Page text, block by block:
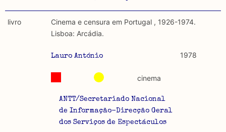
livro
Cinema e censura em Portugal , 1926-1974.
Lisboa: Arcádia.
Lauro António 1978
ANTT/Secretariado Nacional
de Informação-Direcção Geral
dos Serviços de Espectáculos
cinema